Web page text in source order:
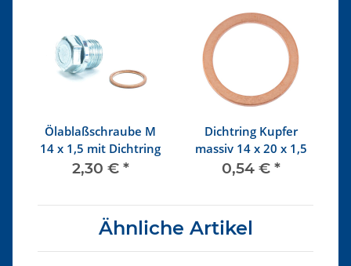
Ölablaßschraube M
14 x 1,5 mit Dichtring
2,30 € *
Dichtring Kupfer
massiv 14 x 20 x 1,5
0,54 € *
Ähnliche Artikel